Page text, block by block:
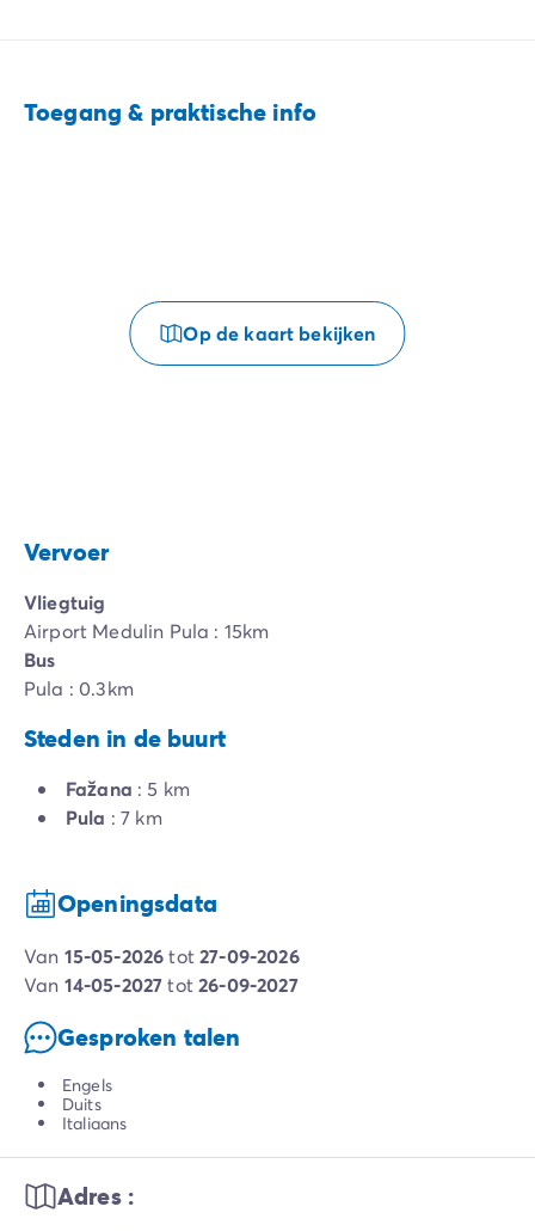
Toegang & praktische info
Op de kaart bekijken
Vervoer
Vliegtuig
Airport Medulin Pula : 15km
Bus
Pula : 0.3km
Steden in de buurt
Fažana : 5 km
Pula : 7 km
Openingsdata
van 15-05-2026tot27-09-2026
van 14-05-2027tot26-09-2027
Gesproken talen
Engels
Duits
Italiaans
Adres :